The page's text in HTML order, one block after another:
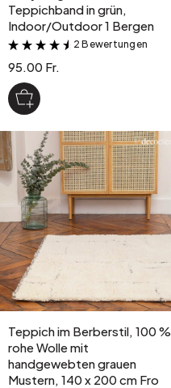
Teppichband in grün,
Indoor/Outdoor 1 Bergen
&
2 Bewertungen
95.00 Fr.
Teppich im Berberstil, 100 %
rohe Wolle mit
handgewebten grauen
Mustern, 140 x 200 cm Fro